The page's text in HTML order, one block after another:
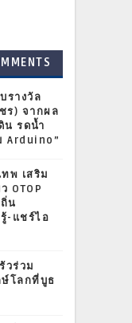
รางวัล
ร) จากผล
น รดน้ำ
Arduino”
พ เสริม
OTOP
น
-แชร์ไอ
วร่วม
โลกที่บูธ